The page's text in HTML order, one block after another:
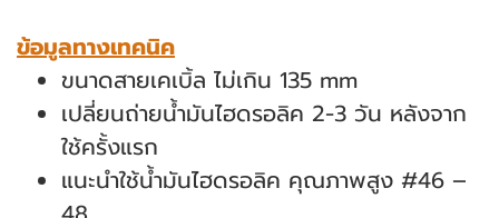
ข้อมูลทางเทคนิค
ขนาดสายเคเบิ้ล ไม่เกิน 135 mm
เปลี่ยนถ่ายน้ำมันไฮดรอลิค 2-3 วัน หลังจาก
ใช้ครั้งแรก
แนะนำใช้น้ำมันไฮดรอลิค คุณภาพสูง #46 –